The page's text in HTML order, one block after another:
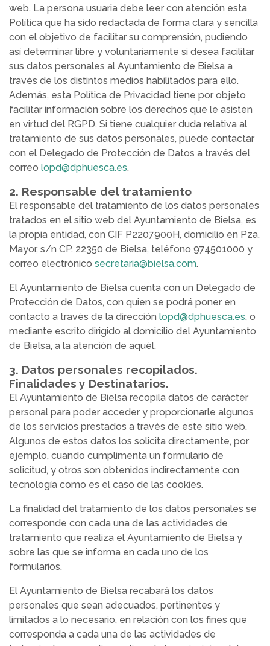
web. La persona usuaria debe leer con atención esta
Política que ha sido redactada de forma clara y sencilla
con el objetivo de facilitar su comprensión, pudiendo
así determinar libre y voluntariamente si desea facilitar
sus datos personales al Ayuntamiento de Bielsa a
través de los distintos medios habilitados para ello.
Además, esta Política de Privacidad tiene por objeto
facilitar información sobre los derechos que le asisten
en virtud del RGPD. Si tiene cualquier duda relativa al
tratamiento de sus datos personales, puede contactar
con el Delegado de Protección de Datos a través del
correo lopd@dphuesca.es.
2. Responsable del tratamiento
El responsable del tratamiento de los datos personales
tratados en el sitio web del Ayuntamiento de Bielsa, es
la propia entidad, con CIF P2207900H, domicilio en Pza.
Mayor, s/n CP. 22350 de Bielsa, teléfono 974501000 y
correo electrónico secretaria@bielsa.com.
El Ayuntamiento de Bielsa cuenta con un Delegado de
Protección de Datos, con quien se podrá poner en
contacto a través de la dirección lopd@dphuesca.es, o
mediante escrito dirigido al domicilio del Ayuntamiento
de Bielsa, a la atención de aquél.
3. Datos personales recopilados.
Finalidades y Destinatarios.
El Ayuntamiento de Bielsa recopila datos de carácter
personal para poder acceder y proporcionarle algunos
de los servicios prestados a través de este sitio web.
Algunos de estos datos los solicita directamente, por
ejemplo, cuando cumplimenta un formulario de
solicitud, y otros son obtenidos indirectamente con
tecnología como es el caso de las cookies.
La finalidad del tratamiento de los datos personales se
corresponde con cada una de las actividades de
tratamiento que realiza el Ayuntamiento de Bielsa y
sobre las que se informa en cada uno de los
formularios.
El Ayuntamiento de Bielsa recabará los datos
personales que sean adecuados, pertinentes y
limitados a lo necesario, en relación con los fines que
corresponda a cada una de las actividades de